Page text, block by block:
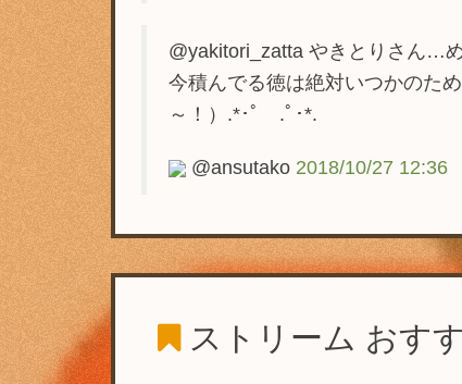
@yakitori_zatta やきとりさん…
今積んでる徳は絶対いつかのた
～！）.*･ﾟ .ﾟ･*.
@ansutako 2018/10/27 12:36
ストリーム おす